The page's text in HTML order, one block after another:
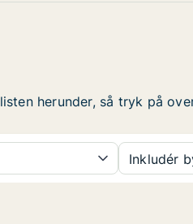
herunder, så tryk på
Inkludér